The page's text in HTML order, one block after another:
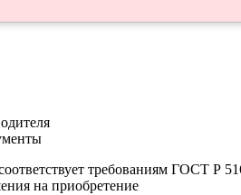
требованиям ГОСТ Р
на приобретение